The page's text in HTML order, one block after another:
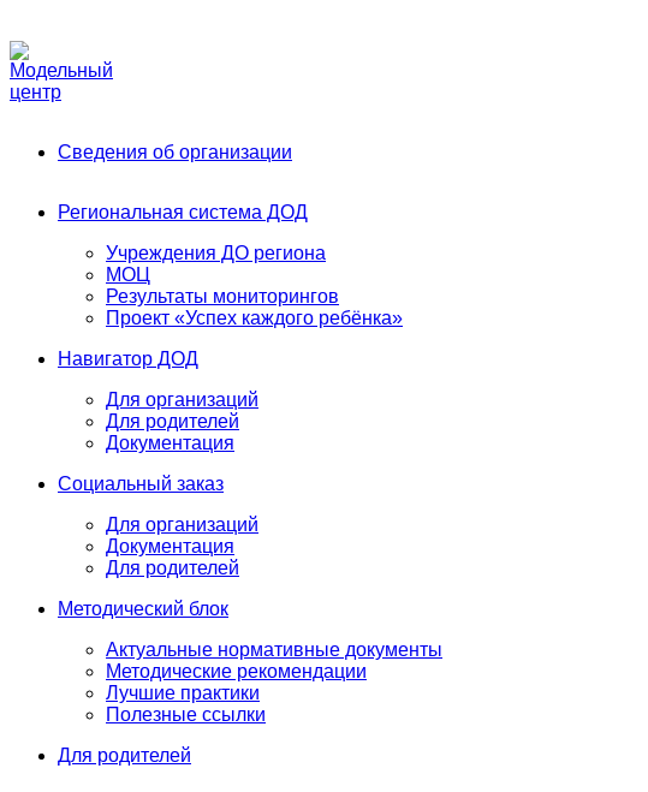
Сведения об организации
Региональная система ДОД
Учреждения ДО региона
МОЦ
Результаты мониторингов
Проект «Успех каждого ребёнка»
Навигатор ДОД
Для организаций
Для родителей
Документация
Социальный заказ
Для организаций
Документация
Для родителей
Методический блок
Актуальные нормативные документы
Методические рекомендации
Лучшие практики
Полезные ссылки
Для родителей